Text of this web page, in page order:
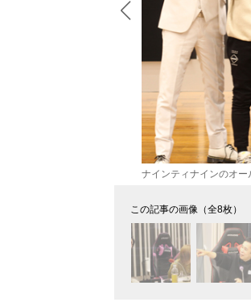
ナインティナインのオー
この記事の画像（全8枚）